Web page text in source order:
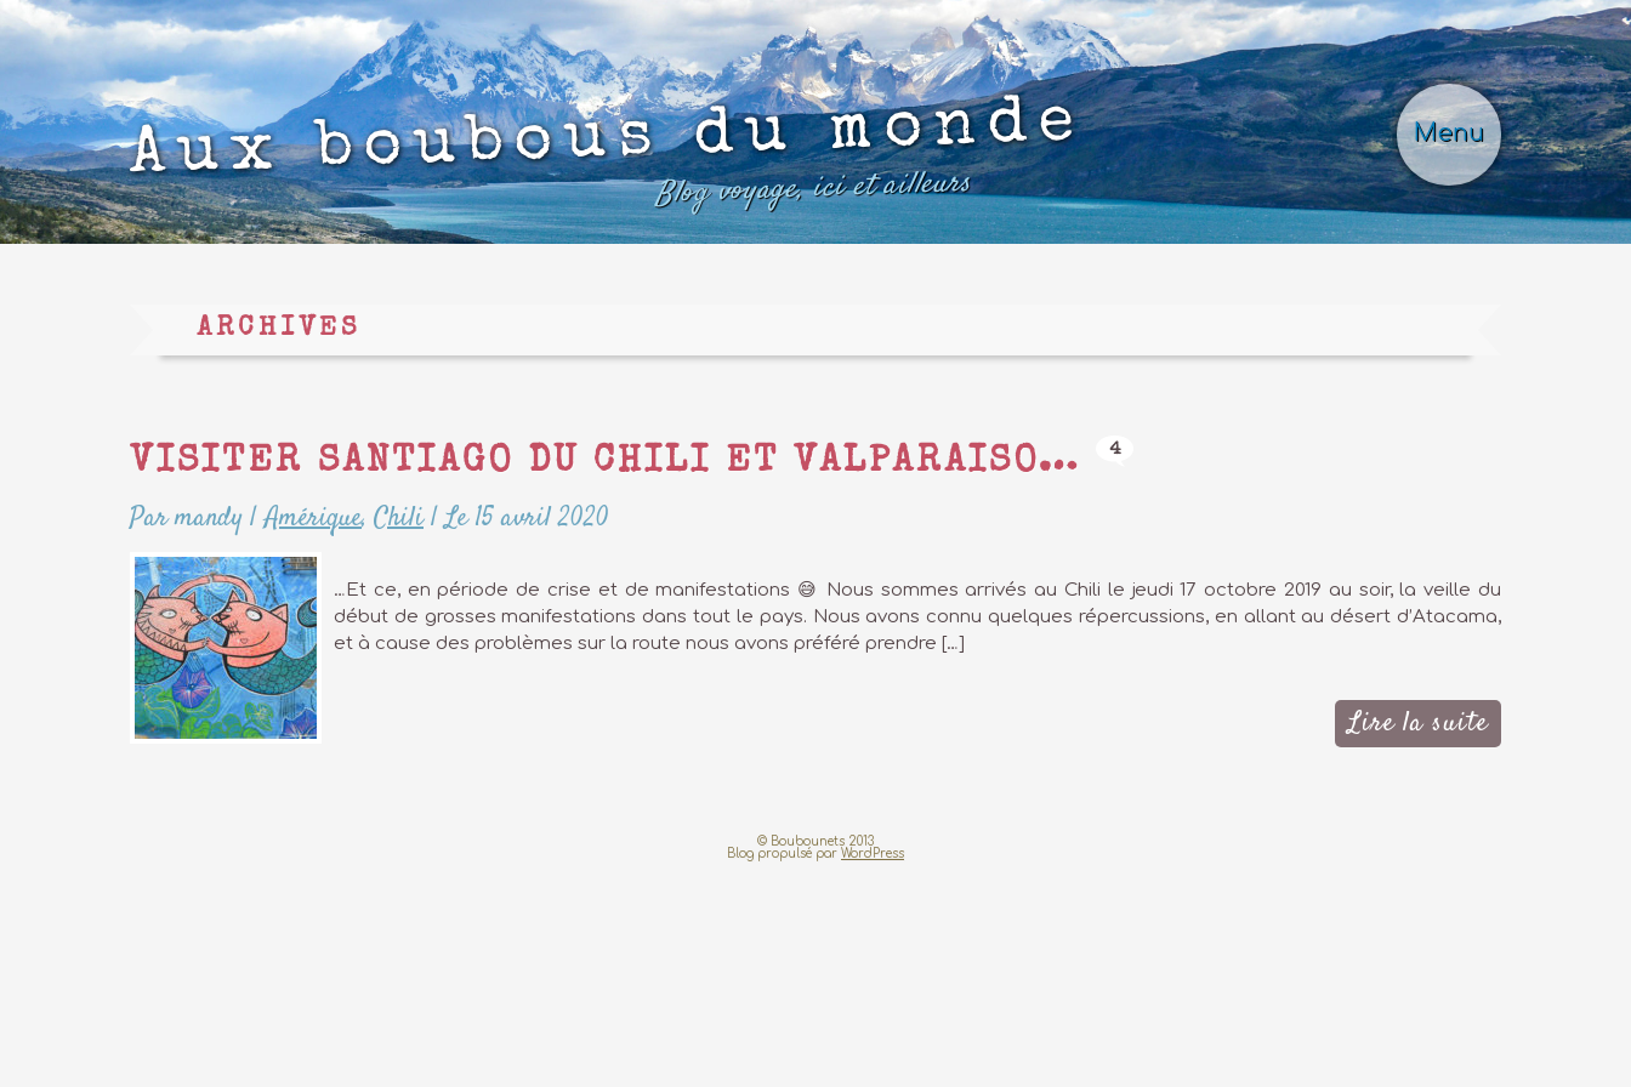
Menu
Aux boubous du monde
Blog voyage, ici et ailleurs
ARCHIVES
VISITER SANTIAGO DU CHILI ET VALPARAISO… 4
Par mandy|Amérique, Chili|Le 15 avril 2020
…Et ce, en période de crise et de manifestations 😅 Nous sommes arrivés au Chili le jeudi 17 octobre 2019 au soir, la veille du
début de grosses manifestations dans tout le pays. Nous avons connu quelques répercussions, en allant au désert d’Atacama,
et à cause des problèmes sur la route nous avons préféré prendre […]
Lire la suite
© Boubounets 2013
Blog propulsé par WordPress